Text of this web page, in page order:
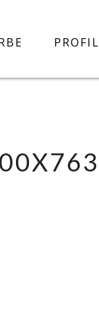
PROFIL